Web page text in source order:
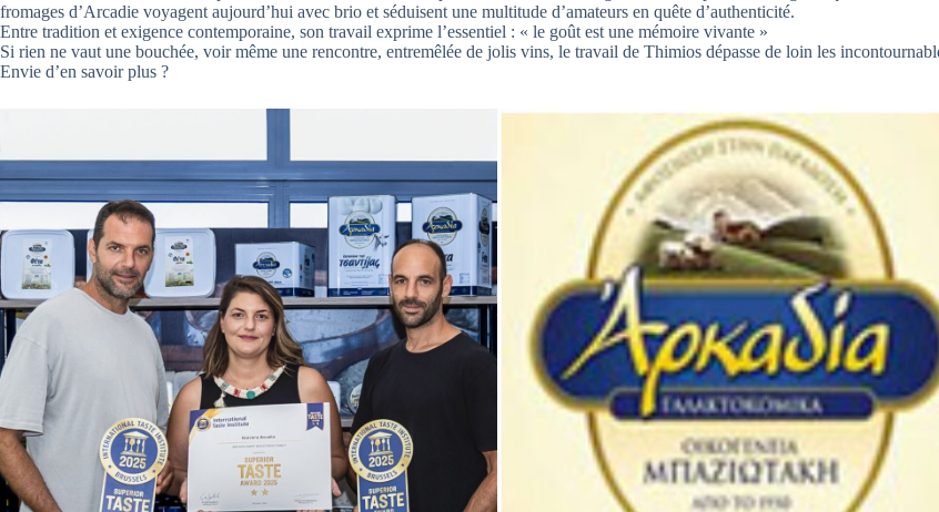
fromages d’Arcadie voyagent aujourd’hui avec brio et séduisent une multitude d’amateurs en quête d’authenticité.
Entre tradition et exigence contemporaine, son travail exprime l’essentiel : « le goût est une mémoire vivante »
Si rien ne vaut une bouchée, voir même une rencontre, entremêlée de jolis vins, le travail de Thimios dépasse de loin les
Envie d’en savoir plus ?